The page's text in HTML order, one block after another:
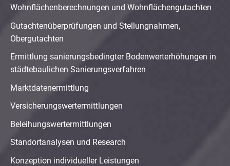
Wohnflächenberechnungen und Wohnflächengutachten
Gutachtenüberprüfungen und Stellungnahmen,
Obergutachten
Ermittlung sanierungsbedingter Bodenwerterhöhungen in
städtebaulichen Sanierungsverfahren
Marktdatenermittlung
Versicherungswertermittlungen
Beleihungswertermittlungen
Standortanalysen und Research
Konzeption individueller Leistungen